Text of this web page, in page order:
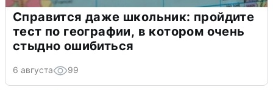
Справится даже школьник: пройдите
тест по географии, в котором очень
стыдно ошибиться
6 августа 99